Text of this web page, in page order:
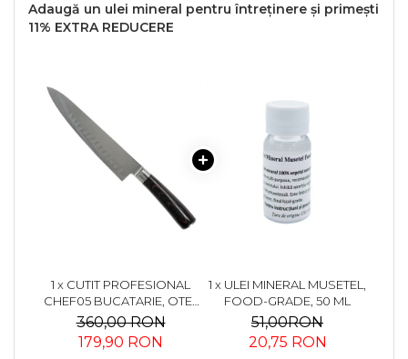
Adaugă un ulei mineral pentru întreținere și primești
11% EXTRA REDUCERE
1 x CUTIT PROFESIONAL
CHEF05 BUCATARIE, OTEL
DAMASC VG10, MANER
LEMN STABILIZAT PAKKA,
34 CM
360,00 RON
179,90 RON
1 x ULEI MINERAL MUSETEL,
FOOD-GRADE, 50 ML
51,00RON
20,75 RON